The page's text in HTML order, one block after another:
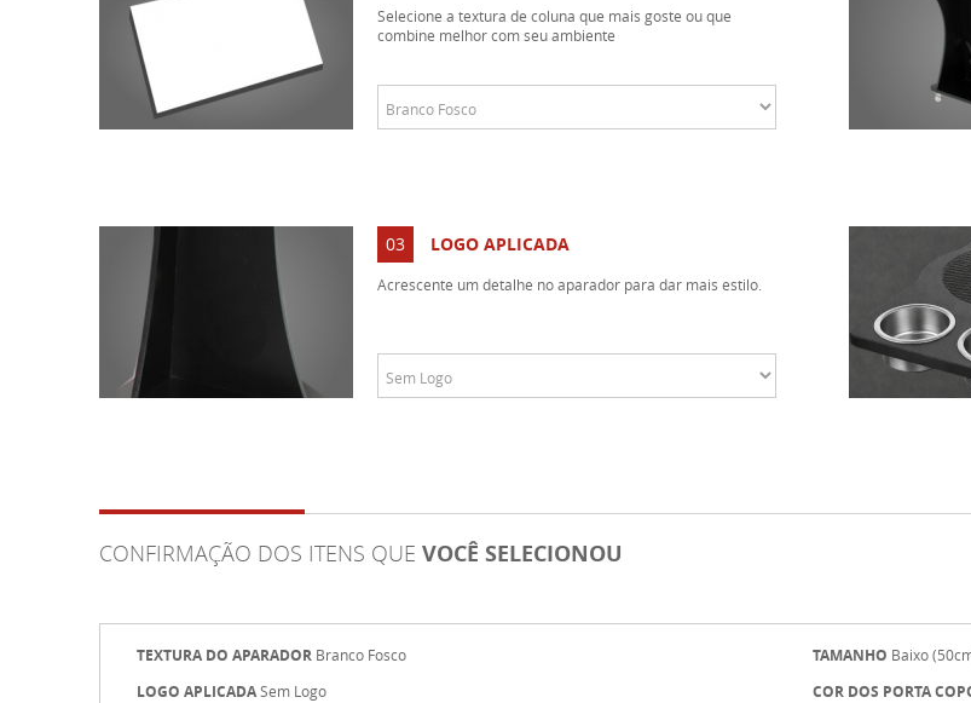
Selecione a textura de coluna que mais goste ou que
combine melhor com seu ambiente
03 LOGO APLICADA
Acrescente um detalhe no aparador para dar mais estilo.
CONFIRMAÇÃO DOS ITENS QUE VOCÊ SELECIONOU
TEXTURA DO APARADOR Branco Fosco TAMANHO Baixo
LOGO APLICADASem Logo COR DOS PORTA